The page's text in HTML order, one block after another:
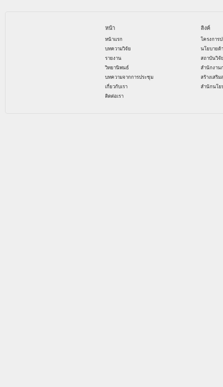
หน้า
หน้าแรก
บทความวิจัย
รายงาน
วิทยานิพนธ์
บทความจากการประชุม
เกี่ยวกับเรา
ติดต่อเรา
ลิงค์
โครงการ
นโยบายด้
สถาบันวิจั
สำนักงาน
สร้างเสริ
สำนักนโย